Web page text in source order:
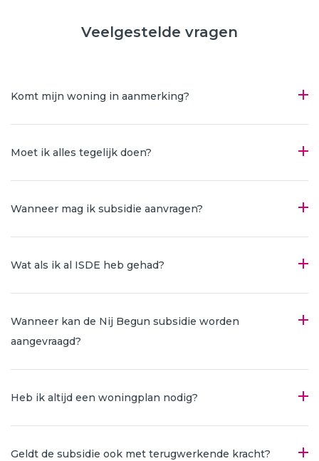
Veelgestelde vragen
Komt mijn woning in aanmerking?
Moet ik alles tegelijk doen?
Wanneer mag ik subsidie aanvragen?
Wat als ik al ISDE heb gehad?
Wanneer kan de Nij Begun subsidie worden
aangevraagd?
Heb ik altijd een woningplan nodig?
Geldt de subsidie ook met terugwerkende kracht?